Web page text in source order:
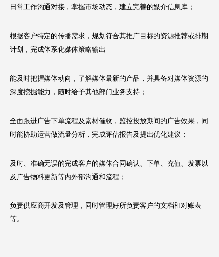
日常工作沟通对接，掌握市场动态，建立完善的媒介信息库；
根据客户特定的传播需求，规划符合其推广目标的资源推荐或排期
计划，完成体系化媒体策略输出；
能及时把握媒体动向，了解媒体最新的产品，并具备对媒体资源的
深度挖掘能力，随时给予其他部门业务支持；
全面跟进广告下单流程及素材催收，监控投放期间的广告效果，同
时能协助运营做流量分析，完成评估报告及提出优化建议；
及时、准确无误的完成客户的媒体合同确认、下单、充值、发票以
及广告物料更新等内外部沟通和流程；
负责供应商开发及管理，同时管理好所负责客户的文档和对账表
等。